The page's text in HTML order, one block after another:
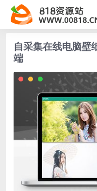
自采集在线电脑壁
端